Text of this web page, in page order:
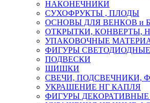
НАКОНЕЧНИКИ
СУХОФРУКТЫ , ПЛОДЫ
ОСНОВЫ ДЛЯ ВЕНКОВ и
ОТКРЫТКИ, КОНВЕРТЫ,
УПАКОВОЧНЫЕ
ФИГУРЫ СВЕТОДИОДНЫЕ
ПОДВЕСКИ
ШИШКИ
СВЕЧИ, ПОДСВЕЧНИКИ,
УКРАШЕНИЕ НГ КАПЛЯ
ФИГУРЫ ДЕКОРАТИВНЫЕ